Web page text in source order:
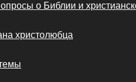
о Библии и
христолюбца